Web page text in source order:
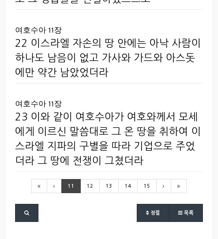
여호수아 11장
22 이스라엘 자손의 땅 안에는 아낙 사람이
하나도 남음이 없고 가사와 가드와 아스돗
에만 약간 남았었더라
여호수아 11장
23 이와 같이 여호수아가 여호와께서 모세
에게 이르신 말씀대로 그 온 땅을 취하여 이
스라엘 지파의 구별을 따라 기업으로 주었
더라 그 땅에 전쟁이 그쳤더라
11 12 13 14 15
정렬 목록